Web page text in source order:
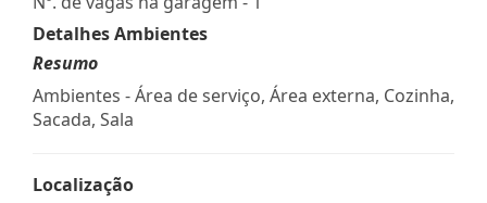
Detalhes Ambientes
Resumo
Ambientes - Área de serviço, Área externa, Cozinha,
Sacada, Sala
Localização